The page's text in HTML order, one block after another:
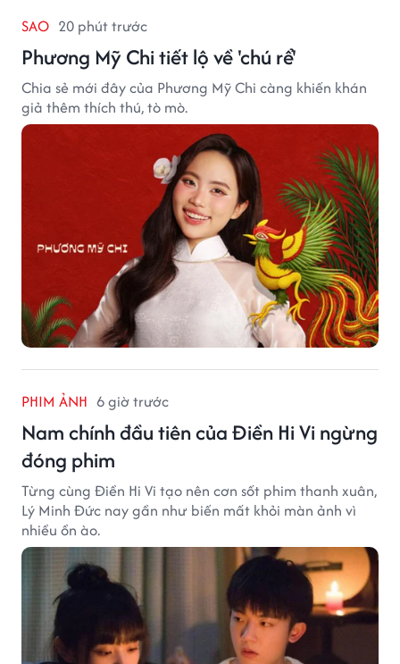
SAO 20 phút trước
Phương Mỹ Chi tiết lộ về 'chú rể'
Chia sẻ mới đây của Phương Mỹ Chi càng khiến khán
giả thêm thích thú, tò mò.
PHIM ẢNH 6 giờ trước
Nam chính đầu tiên của Điền Hi Vi ngừng
đóng phim
Từng cùng Điền Hi Vi tạo nên cơn sốt phim thanh xuân,
Lý Minh Đức nay gần như biến mất khỏi màn ảnh vì
nhiều ồn ào.